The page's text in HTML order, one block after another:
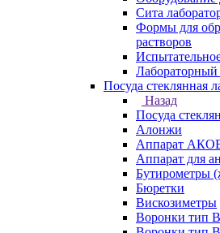
Сита
Формы для
растворов
Лабораторный
Посуда стеклянная
Назад
Посуда
Алонжи
Аппарат
Аппарат для
Бутирометры
Бюретки
Вискозиметры
Воронки тип В